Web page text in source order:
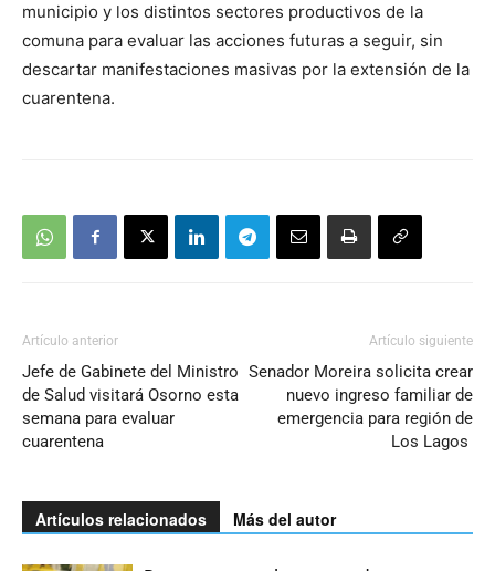
municipio y los distintos sectores productivos de la
comuna para evaluar las acciones futuras a seguir, sin
descartar manifestaciones masivas por la extensión de la
cuarentena.
Artículo anterior
Jefe de Gabinete del Ministro
de Salud visitará Osorno esta
semana para evaluar
cuarentena
Artículo siguiente
Senador Moreira solicita crear
nuevo ingreso familiar de
emergencia para región de
Los Lagos
Artículos relacionados Más del autor